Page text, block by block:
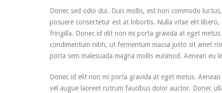
Donec sed odio dui. Duis mollis, est non commodo
posuere consectetur est at lobortis. Nulla vitae elit
fringilla. Donec id elit non mi porta gravida at eget
condimentum nibh, ut fermentum massa justo sit amet
porta sem malesuada magna mollis euismod. Aenean eu
Donec id elit non mi porta gravida at eget metus.
vel augue laoreet rutrum faucibus dolor auctor. Donec